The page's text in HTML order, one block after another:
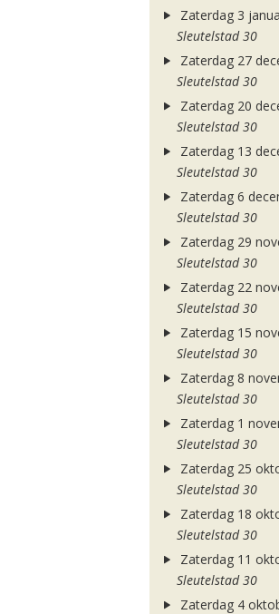
Zaterdag 3
Sleutelstad 30
Zaterdag 27
Sleutelstad 30
Zaterdag 20
Sleutelstad 30
Zaterdag 13
Sleutelstad 30
Zaterdag 6
Sleutelstad 30
Zaterdag 29
Sleutelstad 30
Zaterdag 22
Sleutelstad 30
Zaterdag 15
Sleutelstad 30
Zaterdag 8
Sleutelstad 30
Zaterdag 1
Sleutelstad 30
Zaterdag 25
Sleutelstad 30
Zaterdag 18
Sleutelstad 30
Zaterdag 11
Sleutelstad 30
Zaterdag 4